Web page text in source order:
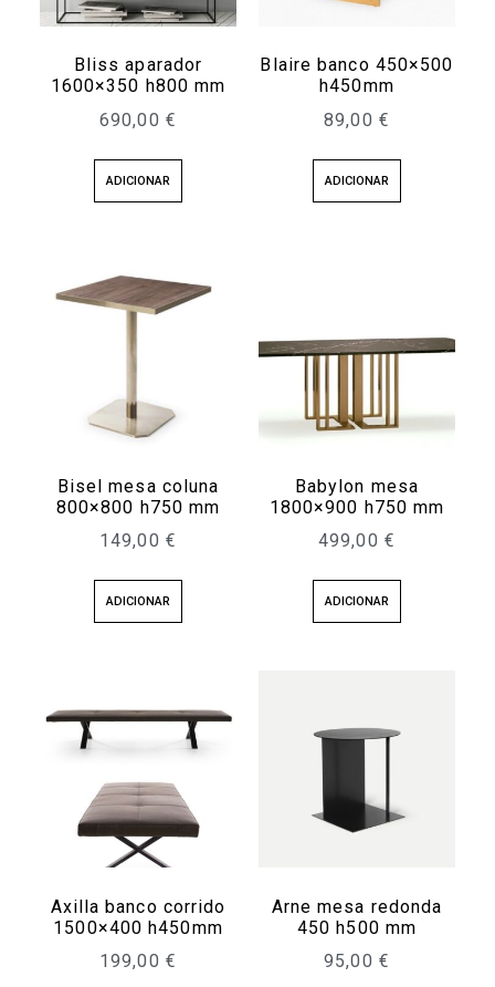
Bliss aparador
1600×350 h800 mm
690,00 €
ADICIONAR
Blaire banco 450×500
h450mm
89,00 €
ADICIONAR
Bisel mesa coluna
800×800 h750 mm
149,00 €
ADICIONAR
Babylon mesa
1800×900 h750 mm
499,00 €
ADICIONAR
Axilla banco corrido
1500×400 h450mm
199,00 €
Arne mesa redonda
450 h500 mm
95,00 €